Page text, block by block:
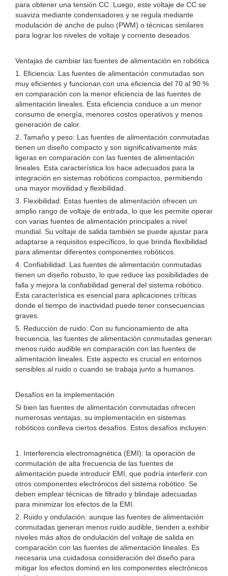
para obtener una tensión CC. Luego, este voltaje de CC se
suaviza mediante condensadores y se regula mediante
modulación de ancho de pulso (PWM) o técnicas similares
para lograr los niveles de voltaje y corriente deseados.
Ventajas de cambiar las fuentes de alimentación en robótica
1. Eficiencia: Las fuentes de alimentación conmutadas son
muy eficientes y funcionan con una eficiencia del 70 al 90 %
en comparación con la menor eficiencia de las fuentes de
alimentación lineales. Esta eficiencia conduce a un menor
consumo de energía, menores costos operativos y menos
generación de calor.
2. Tamaño y peso: Las fuentes de alimentación conmutadas
tienen un diseño compacto y son significativamente más
ligeras en comparación con las fuentes de alimentación
lineales. Esta característica los hace adecuados para la
integración en sistemas robóticos compactos, permitiendo
una mayor movilidad y flexibilidad.
3. Flexibilidad: Estas fuentes de alimentación ofrecen un
amplio rango de voltaje de entrada, lo que les permite operar
con varias fuentes de alimentación principales a nivel
mundial. Su voltaje de salida también se puede ajustar para
adaptarse a requisitos específicos, lo que brinda flexibilidad
para alimentar diferentes componentes robóticos.
4. Confiabilidad: Las fuentes de alimentación conmutadas
tienen un diseño robusto, lo que reduce las posibilidades de
falla y mejora la confiabilidad general del sistema robótico.
Esta característica es esencial para aplicaciones críticas
donde el tiempo de inactividad puede tener consecuencias
graves.
5. Reducción de ruido: Con su funcionamiento de alta
frecuencia, las fuentes de alimentación conmutadas generan
menos ruido audible en comparación con las fuentes de
alimentación lineales. Este aspecto es crucial en entornos
sensibles al ruido o cuando se trabaja junto a humanos.
Desafíos en la implementación
Si bien las fuentes de alimentación conmutadas ofrecen
numerosas ventajas, su implementación en sistemas
robóticos conlleva ciertos desafíos. Estos desafíos incluyen:
1. Interferencia electromagnética (EMI): la operación de
conmutación de alta frecuencia de las fuentes de
alimentación puede introducir EMI, que podría interferir con
otros componentes electrónicos del sistema robótico. Se
deben emplear técnicas de filtrado y blindaje adecuadas
para minimizar los efectos de la EMI.
2. Ruido y ondulación: aunque las fuentes de alimentación
conmutadas generan menos ruido audible, tienden a exhibir
niveles más altos de ondulación del voltaje de salida en
comparación con las fuentes de alimentación lineales. Es
necesaria una cuidadosa consideración del diseño para
mitigar los efectos dominó en los componentes electrónicos